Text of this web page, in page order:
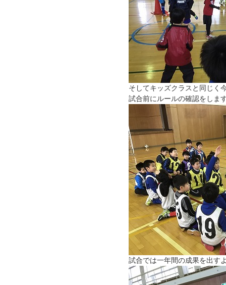
そしてキッズクラスと同じく
試合前にルールの確認をしま
試合では一年間の成果を出す